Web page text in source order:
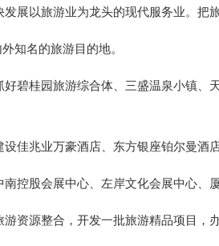
展以旅游业为龙头的现代服务业。把
知名的旅游目的地。
桂园旅游综合体、三盛温泉小镇、天
兆业万豪酒店、东方银座铂尔曼酒
股会展中心、左岸文化会展中心、
源整合，开发一批旅游精品项目，